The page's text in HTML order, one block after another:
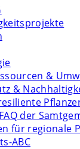
&
&
der
für regionale
ABC